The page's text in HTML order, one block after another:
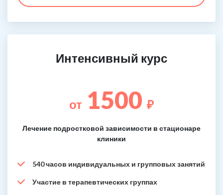
Интенсивный курс
от 1500 ₽
Лечение подростковой зависимости в стационаре
клиники
540 часов индивидуальных и групповых занятий
Участие в терапевтических группах